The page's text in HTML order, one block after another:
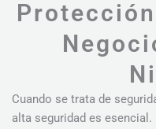
Cuando se trata de
alta seguridad es